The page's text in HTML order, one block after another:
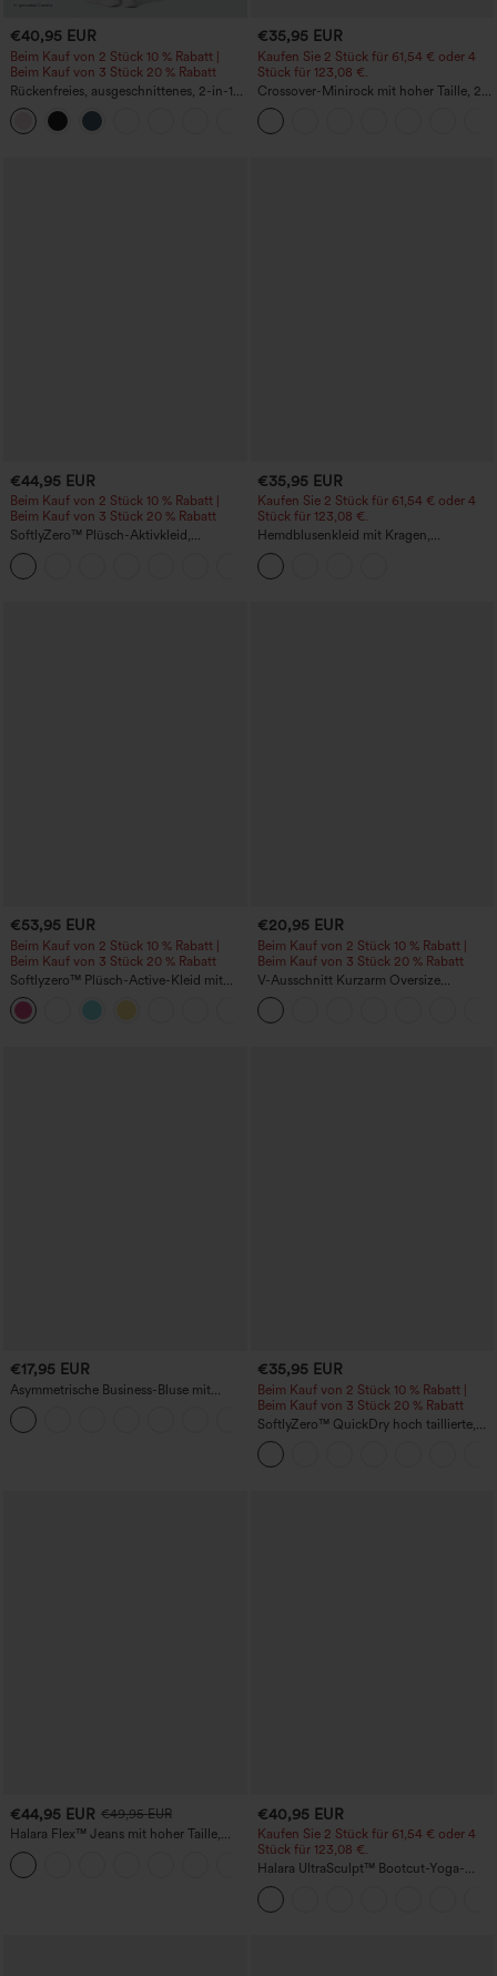
€40,95 EUR
Beim Kauf von 2 Stück 10 % Rabatt |
Beim Kauf von 3 Stück 20 % Rabatt
Rückenfreies, ausgeschnittenes, 2-in-1-
Sportkleid mit Seitentaschen – Easy
Peezy
€35,95 EUR
Kaufen Sie 2 Stück für 61,54 € oder 4
Stück für 123,08 €.
Crossover-Minirock mit hoher Taille, 2-
in-1, Fransen-Saum und figurbetontem
Schnitt in Wildlederoptik für Partys
€44,95 EUR
Beim Kauf von 2 Stück 10 % Rabatt |
Beim Kauf von 3 Stück 20 % Rabatt
SoftlyZero™ Plüsch-Aktivkleid,
rückenfrei - verlängerter Schnitt - Easy-
Peezy-Edition
€35,95 EUR
Kaufen Sie 2 Stück für 61,54 € oder 4
Stück für 123,08 €.
Hemdblusenkleid mit Kragen,
Kappenärmeln, Taillengürtel,
geschwungenem Schlitzsaum, Midi-
Länge und Taschen
€53,95 EUR
Beim Kauf von 2 Stück 10 % Rabatt |
Beim Kauf von 3 Stück 20 % Rabatt
Softlyzero™ Plüsch-Active-Kleid mit
bauchformendem Effekt und Taschen -
Easy Peezy Edition
€20,95 EUR
Beim Kauf von 2 Stück 10 % Rabatt |
Beim Kauf von 3 Stück 20 % Rabatt
V-Ausschnitt Kurzarm Oversize
InstantCool schnelltrocknendes Yoga-
Sporttop
€17,95 EUR
Asymmetrische Business-Bluse mit
Wasserfallkragen, kurzen Ärmeln,
Raffung und geschlitztem Saum
€35,95 EUR
Beim Kauf von 2 Stück 10 % Rabatt |
Beim Kauf von 3 Stück 20 % Rabatt
SoftlyZero™ QuickDry hoch taillierte,
bauchformende 2-in-1 Laufshorts (3'')
mit Taschen, reflektierenden Punkten
und überkreuztem Saum
€44,95 EUR €49,95 EUR
Halara Flex™ Jeans mit hoher Taille,
Taschen, geradem Bein und Used-Look
+3
€40,95 EUR
Kaufen Sie 2 Stück für 61,54 € oder 4
Stück für 123,08 €.
Halara UltraSculpt™ Bootcut-Yoga-
Leggings mit hohem Bund, gerafftem
Po zur Hebung, bauchformend und mit
Taschen